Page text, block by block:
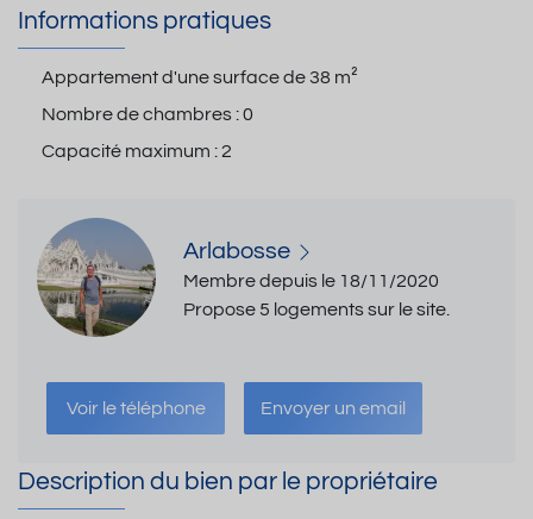
Informations pratiques
Appartement d'une surface de38 m²
Nombre de chambres :0
Capacité maximum :2
Arlabosse
Membre depuis le 18/11/2020
Propose 5 logements sur le site.
Voir le téléphone Envoyer un email
Description du bien par le propriétaire